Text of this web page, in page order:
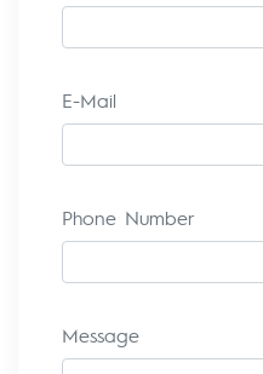
E-Mail
Phone Number
Message